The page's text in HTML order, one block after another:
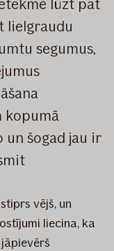
lielgraudu
segumus,
kopumā
un šogad jau ir
vējš, un
liecina, ka